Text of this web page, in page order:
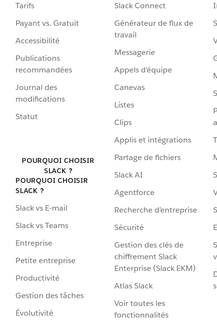
Tarifs
Payant vs. Gratuit
Accessibilité
Publications
recommandées
Journal des
modifications
Statut
POURQUOI CHOISIR
SLACK ?
POURQUOI CHOISIR
SLACK ?
Slack vs E-mail
Slack vs Teams
Entreprise
Petite entreprise
Productivité
Gestion des tâches
Évolutivité
Slack Connect
Générateur de flux de
travail
Messagerie
Appels d’équipe
Canevas
Listes
Clips
Applis et intégrations
Partage de fichiers
Slack AI
Agentforce
Recherche d’entreprise
Sécurité
Gestion des clés de
chiffrement Slack
Enterprise (Slack EKM)
Atlas Slack
Voir toutes les
fonctionnalités